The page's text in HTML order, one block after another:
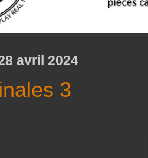
avril 2024
3